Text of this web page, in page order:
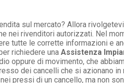
sul mercato? Allora rivolgetevi
nei rivenditori autorizzati. Nel
tutte le corrette informazioni e
richiedere una Assistenza
oppure di movimento, che
dei cancelli che si azionano in
pressi di un cancello, ma non